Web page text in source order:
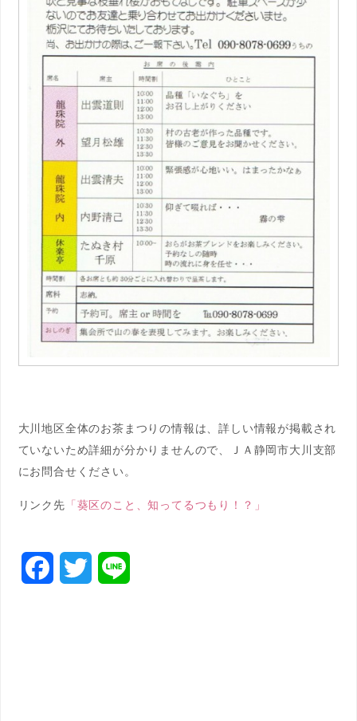
大川地区全体のお茶まつりの情報は、詳しい情報が掲載され
ていないため詳細が分かりませんので、ＪＡ静岡市大川支部
にお問合せください。
リンク先 「葵区のこと、知ってるつもり！？」